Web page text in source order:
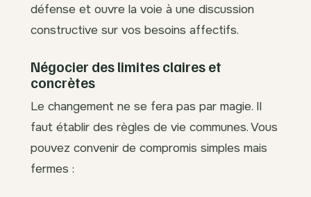
défense et ouvre la voie à une discussion
constructive sur vos besoins affectifs.
Négocier des limites claires et
concrètes
Le changement ne se fera pas par magie. Il
faut établir des règles de vie communes. Vous
pouvez convenir de compromis simples mais
fermes :